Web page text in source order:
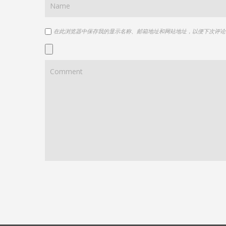
在此浏览器中保存我的显示名称、邮箱地址和网站地址，以便下次评